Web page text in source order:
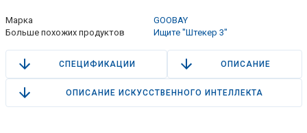
Марка
GOOBAY
Больше похожих продуктов
Ищите "Штекер 3"
СПЕЦИФИКАЦИИ ОПИСАНИЕ
ОПИСАНИЕ ИСКУССТВЕННОГО ИНТЕЛЛЕКТА